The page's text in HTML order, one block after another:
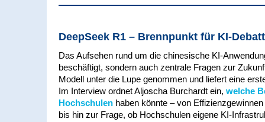
DeepSeek R1 – Brennpunkt für KI-
Das Aufsehen rund um die chinesische KI-
beschäftigt, sondern auch zentrale Fragen zur
Modell unter die Lupe genommen und liefert eine
Im Interview ordnet Aljoscha Burchardt ein, welche
Hochschulenhaben könnte – von
bis hin zur Frage, ob Hochschulen eigene KI-